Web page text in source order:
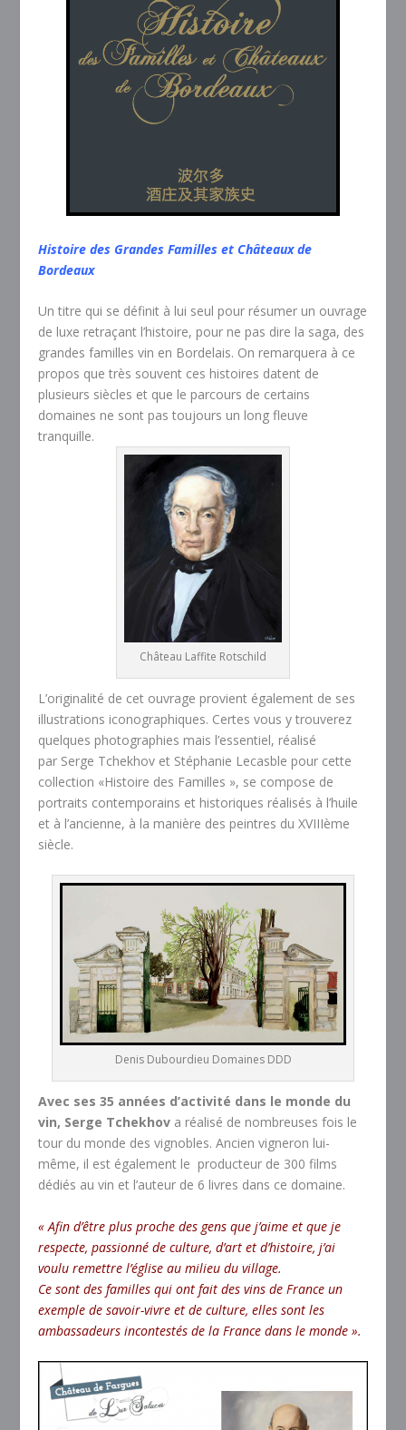
Histoire des Grandes Familles et Châteaux de
Bordeaux
Un titre qui se définit à lui seul pour résumer un ouvrage
de luxe retraçant l’histoire, pour ne pas dire la saga, des
grandes familles vin en Bordelais. On remarquera à ce
propos que très souvent ces histoires datent de
plusieurs siècles et que le parcours de certains
domaines ne sont pas toujours un long fleuve
tranquille.
Château Laffite Rotschild
L’originalité de cet ouvrage provient également de ses
illustrations iconographiques. Certes vous y trouverez
quelques photographies mais l’essentiel, réalisé
par Serge Tchekhov et Stéphanie Lecasble pour cette
collection «Histoire des Familles », se compose de
portraits contemporains et historiques réalisés à l’huile
et à l’ancienne, à la manière des peintres du XVIIIème
siècle.
Denis Dubourdieu Domaines DDD
Avec ses 35 années d’activité dans le monde du
vin, Serge Tchekhov a réalisé de nombreuses fois le
tour du monde des vignobles. Ancien vigneron lui-
même, il est également le producteur de 300 films
dédiés au vin et l’auteur de 6 livres dans ce domaine.
« Afin d’être plus proche des gens que j’aime et que je
respecte, passionné de culture, d’art et d’histoire, j’ai
voulu remettre l’église au milieu du village.
Ce sont des familles qui ont fait des vins de France un
exemple de savoir-vivre et de culture, elles sont les
ambassadeurs incontestés de la France dans le monde ».